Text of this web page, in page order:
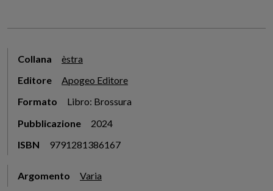
Collana
èstra
Editore
Apogeo Editore
Formato
Libro: Brossura
Pubblicazione
2024
ISBN
9791281386167
Argomento Varia